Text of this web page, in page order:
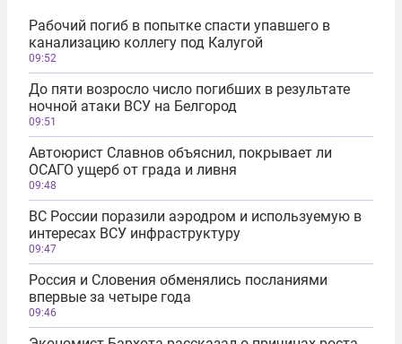
Рабочий погиб в попытке спасти упавшего в
канализацию коллегу под Калугой
09:52
До пяти возросло число погибших в результате
ночной атаки ВСУ на Белгород
09:51
Автоюрист Славнов объяснил, покрывает ли
ОСАГО ущерб от града и ливня
09:48
ВС России поразили аэродром и используемую в
интересах ВСУ инфраструктуру
09:47
Россия и Словения обменялись посланиями
впервые за четыре года
09:46